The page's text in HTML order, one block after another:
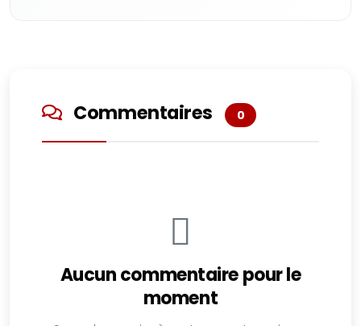
Commentaires 0
Aucun commentaire pour le
moment